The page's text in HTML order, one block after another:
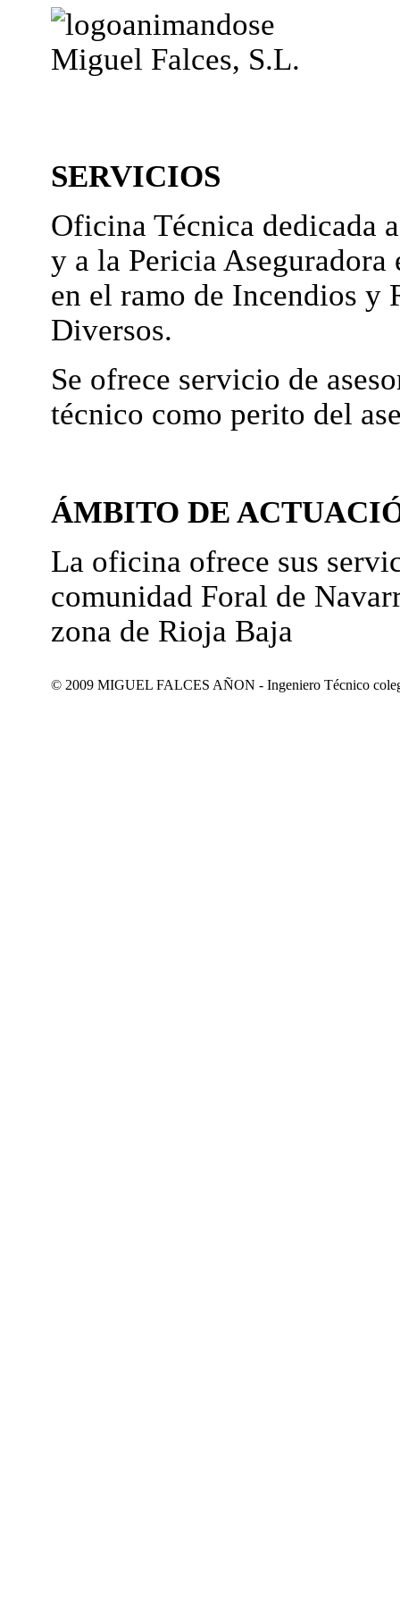
Miguel Falces, S.L.
SERVICIOS
Oficina Técnica dedicada
y a la Pericia Aseguradora
en el ramo de Incendios y
Diversos.
Se ofrece servicio de
técnico como perito del
ÁMBITO DE
La oficina ofrece sus
comunidad Foral de
zona de Rioja Baja
© 2009 MIGUEL FALCES AÑON - Ingeniero Técnico